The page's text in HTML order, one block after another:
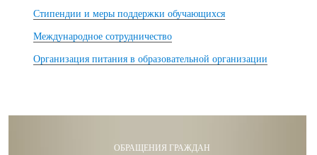
Стипендии и меры поддержки обучающихся
Международное сотрудничество
Организация питания в образовательной организации
ОБРАЩЕНИЯ ГРАЖДАН